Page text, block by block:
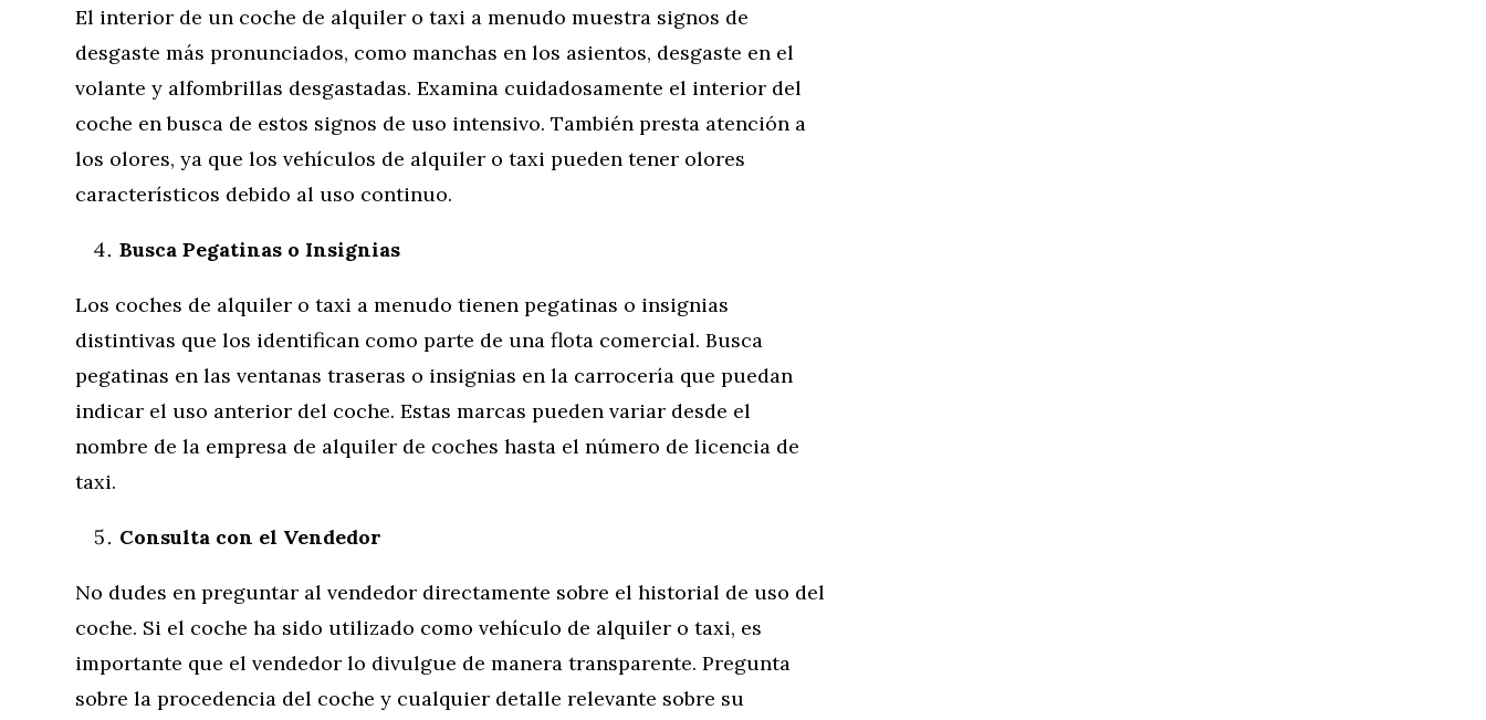
El interior de un coche de alquiler o taxi a menudo muestra signos de
desgaste más pronunciados, como manchas en los asientos, desgaste en el
volante y alfombrillas desgastadas. Examina cuidadosamente el interior del
coche en busca de estos signos de uso intensivo. También presta atención a
los olores, ya que los vehículos de alquiler o taxi pueden tener olores
característicos debido al uso continuo.
Busca Pegatinas o Insignias
Los coches de alquiler o taxi a menudo tienen pegatinas o insignias
distintivas que los identifican como parte de una flota comercial. Busca
pegatinas en las ventanas traseras o insignias en la carrocería que puedan
indicar el uso anterior del coche. Estas marcas pueden variar desde el
nombre de la empresa de alquiler de coches hasta el número de licencia de
taxi.
Consulta con el Vendedor
No dudes en preguntar al vendedor directamente sobre el historial de uso del
coche. Si el coche ha sido utilizado como vehículo de alquiler o taxi, es
importante que el vendedor lo divulgue de manera transparente. Pregunta
sobre la procedencia del coche y cualquier detalle relevante sobre su